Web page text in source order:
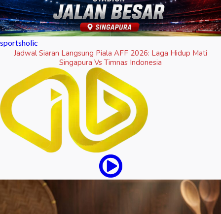
sportsholic
Jadwal Siaran Langsung Piala AFF 2026: Laga Hidup Mati
Singapura Vs Timnas Indonesia